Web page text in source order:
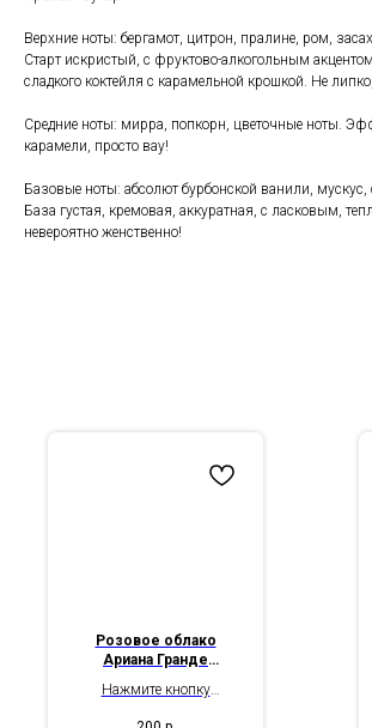
Верхние ноты: бергамот, цитрон, пралине, ром,
Старт искристый, с фруктово-алкогольным
сладкого коктейля с карамельной крошкой. Не
Средние ноты: мирра, попкорн, цветочные ноты.
карамели, просто вау!
Базовые ноты: абсолют бурбонской ванили,
База густая, кремовая, аккуратная, с ласковым,
невероятно женственно!
Розовое облако
Ариана Гранде
Grande
Нажмите кнопку